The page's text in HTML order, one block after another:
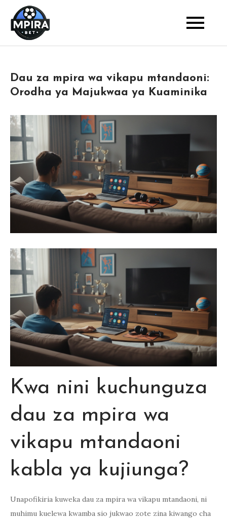
content
Dau za mpira wa vikapu mtandaoni:
Orodha ya Majukwaa ya Kuaminika
Kwa nini kuchunguza
dau za mpira wa
vikapu mtandaoni
kabla ya kujiunga?
Unapofikiria kuweka dau za mpira wa vikapu mtandaoni, ni
muhimu kuelewa kwamba sio jukwao zote zina kiwango cha